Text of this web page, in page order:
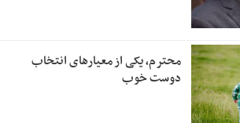
محترم، یکی از معیارهای انتخاب
دوست خوب